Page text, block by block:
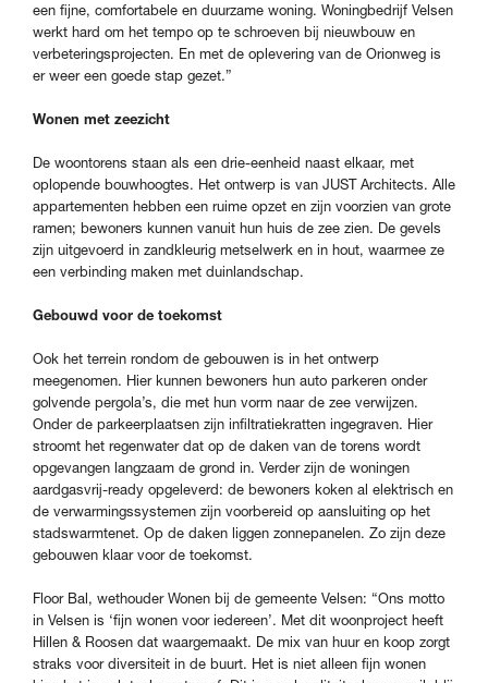
een fijne, comfortabele en duurzame woning. Woningbedrijf Velsen
werkt hard om het tempo op te schroeven bij nieuwbouw en
verbeteringsprojecten. En met de oplevering van de Orionweg is
er weer een goede stap gezet.”
Wonen met zeezicht
De woontorens staan als een drie-eenheid naast elkaar, met
oplopende bouwhoogtes. Het ontwerp is van JUST Architects. Alle
appartementen hebben een ruime opzet en zijn voorzien van grote
ramen; bewoners kunnen vanuit hun huis de zee zien. De gevels
zijn uitgevoerd in zandkleurig metselwerk en in hout, waarmee ze
een verbinding maken met duinlandschap.
Gebouwd voor de toekomst
Ook het terrein rondom de gebouwen is in het ontwerp
meegenomen. Hier kunnen bewoners hun auto parkeren onder
golvende pergola’s, die met hun vorm naar de zee verwijzen.
Onder de parkeerplaatsen zijn infiltratiekratten ingegraven. Hier
stroomt het regenwater dat op de daken van de torens wordt
opgevangen langzaam de grond in. Verder zijn de woningen
aardgasvrij-ready opgeleverd: de bewoners koken al elektrisch en
de verwarmingssystemen zijn voorbereid op aansluiting op het
stadswarmtenet. Op de daken liggen zonnepanelen. Zo zijn deze
gebouwen klaar voor de toekomst.
Floor Bal, wethouder Wonen bij de gemeente Velsen: “Ons motto
in Velsen is ‘fijn wonen voor iedereen’. Met dit woonproject heeft
Hillen & Roosen dat waargemaakt. De mix van huur en koop zorgt
straks voor diversiteit in de buurt. Het is niet alleen fijn wonen